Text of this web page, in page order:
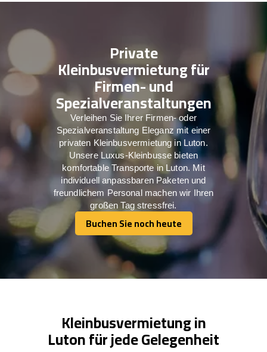
Private
Kleinbusvermietung für
Firmen- und
Spezialveranstaltungen
Verleihen Sie Ihrer Firmen- oder
Spezialveranstaltung Eleganz mit einer
privaten Kleinbusvermietung in Luton.
Unsere Luxus-Kleinbusse bieten
komfortable Transporte in Luton. Mit
individuell anpassbaren Paketen und
freundlichem Personal machen wir Ihren
großen Tag stressfrei.
Buchen Sie noch heute
Buchen Sie noch heute
Kleinbusvermietung in
Luton für jede Gelegenheit